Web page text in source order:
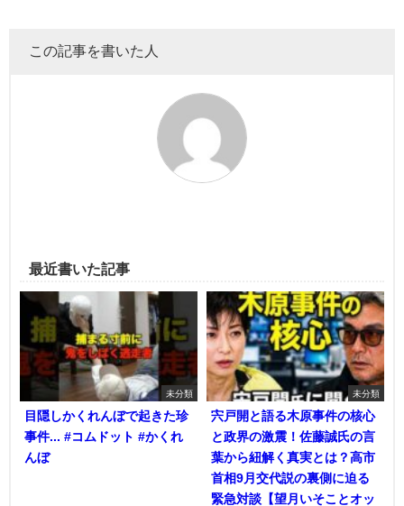
この記事を書いた人
最近書いた記事
未分類
目隠しかくれんぼで起きた珍
事件... #コムドット #かくれ
んぼ
未分類
宍戸開と語る木原事件の核心
と政界の激震！佐藤誠氏の言
葉から紐解く真実とは？高市
首相9月交代説の裏側に迫る
緊急対談【望月いそことオッ